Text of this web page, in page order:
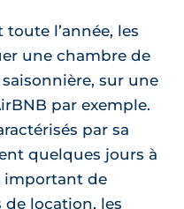
l’année, les
une chambre de
sur une
par exemple.
par sa
quelques jours à
important de
de location, les